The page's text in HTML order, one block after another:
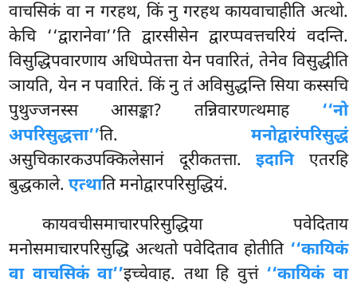
वाचसिकं वा न गरहथ, किं नु गरहथ कायवाचाहीति अत्थो.
केचि ‘‘द्वारानेवा’’ति द्वारसीसेन द्वारप्पवत्तचरियं वदन्ति.
विसुद्धिपवारणाय अधिप्पेतत्ता येन पवारितं, तेनेव विसुद्धीति
ञायति, येन न पवारितं. किं नु तं अविसुद्धन्ति सिया कस्सचि
पुथुज्जनस्स आसङ्का? तन्निवारणत्थमाह ‘‘नो
अपरिसुद्धत्ता’’ति. मनोद्वारंपरिसुद्धं
असुचिकारकउपक्किलेसानं दूरीकतत्ता.इदानिएतरहि
बुद्धकाले.एत्थाति मनोद्वारपरिसुद्धियं.
कायवचीसमाचारपरिसुद्धिया पवेदिताय
मनोसमाचारपरिसुद्धि अत्थतो पवेदिताव होतीति ‘‘कायिकं
वा वाचसिकं वा’’इच्चेवाह. तथा हि वुत्तं ‘‘कायिकं वा